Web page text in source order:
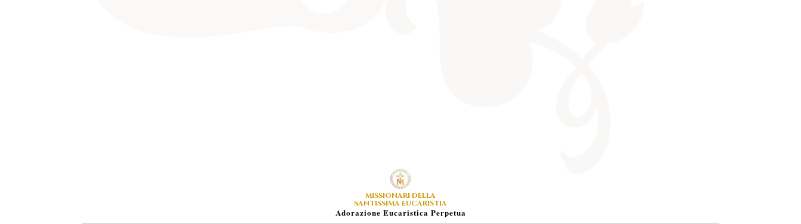
MISSIONARI DELLA
SANTISSIMA EUCARISTIA
ADorazione EUcaristica PErpetua